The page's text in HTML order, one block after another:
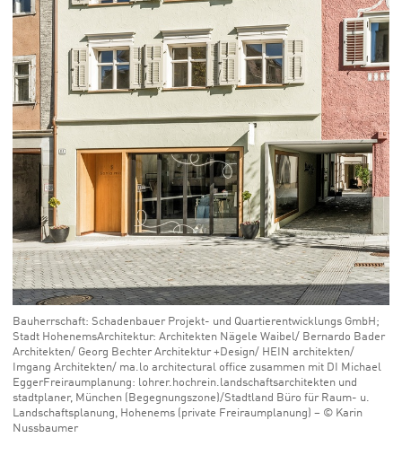
Bauherrschaft: Schadenbauer Projekt- und Quartierentwicklungs GmbH;
Stadt HohenemsArchitektur: Architekten Nägele Waibel/ Bernardo Bader
Architekten/ Georg Bechter Architektur +Design/ HEIN architekten/
Imgang Architekten/ ma.lo architectural office zusammen mit DI Michael
EggerFreiraumplanung: lohrer.hochrein.landschaftsarchitekten und
stadtplaner, München (Begegnungszone)/Stadtland Büro für Raum- u.
Landschaftsplanung, Hohenems (private Freiraumplanung) – © Karin
Nussbaumer